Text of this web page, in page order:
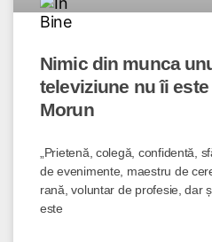
Nimic din munca
televiziune nu îi
Morun
„Prietenă, colegă, confidentă,
de evenimente, maestru de
rană, voluntar de profesie, dar
este